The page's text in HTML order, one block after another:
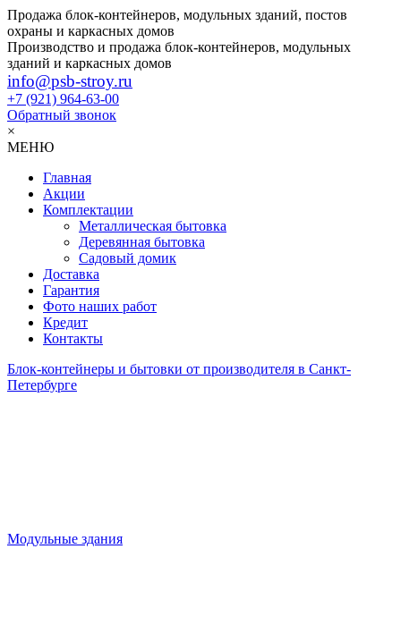
Продажа блок-контейнеров, модульных зданий, постов
охраны и каркасных домов
Производство и продажа блок-контейнеров, модульных
зданий и каркасных домов
info@psb-stroy.ru
+7 (921) 964-63-00
Обратный звонок
×
МЕНЮ
Главная
Акции
Комплектации
Металлическая бытовка
Деревянная бытовка
Садовый домик
Доставка
Гарантия
Фото наших работ
Кредит
Контакты
Блок-контейнеры и бытовки от производителя в Санкт-
Петербурге
Модульные здания